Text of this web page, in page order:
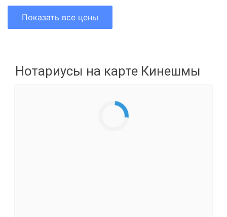
Показать все цены
Нотариусы на карте Кинешмы